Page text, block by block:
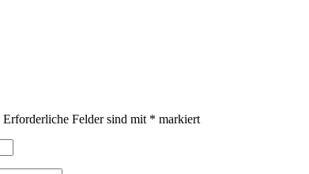
Erforderliche Felder sind mit * markiert